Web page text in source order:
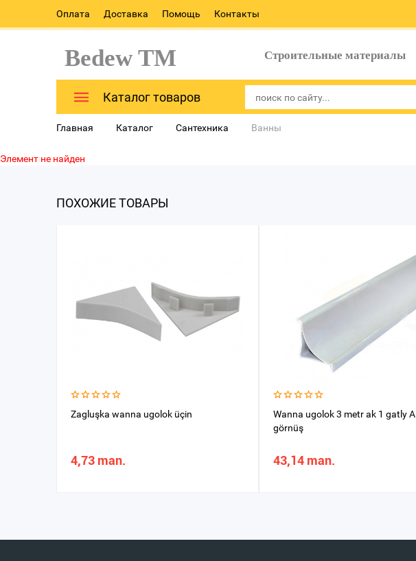
Оплата Доставка Помощь Контакты
Bedew TM Строительные материалы
Каталог товаров
Главная Каталог Сантехника Ванны
Элемент не найден
ПОХОЖИЕ ТОВАРЫ
Zagluşka wanna ugolok üçin
4,73 man.
Wanna ugolok 3 metr ak 1 gatly A
görnüş
43,14 man.